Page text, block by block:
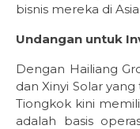
bisnis mereka di
Undangan untuk
Dengan Hailiang
dan Xinyi Solar
Tiongkok kini
adalah basis